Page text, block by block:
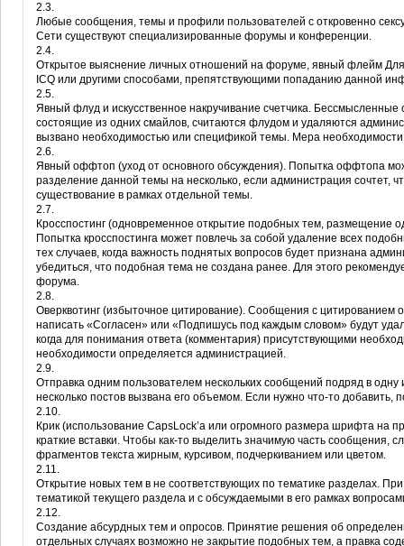
2.3.
Любые сообщения, темы и профили пользователей с откровенно
Сети существуют специализированные форумы и конференции.
2.4.
Открытое выяснение личных отношений на форуме, явный флейм Для
ICQ или другими способами, препятствующими попаданию данной
2.5.
Явный флуд и искусственное накручивание счетчика.
состоящие из одних смайлов, считаются флудом и удаляются
вызвано необходимостью или спецификой темы. Мера
2.6.
Явный оффтоп (уход от основного обсуждения). Попытка оффтопа
разделение данной темы на несколько, если администрация
существование в рамках отдельной темы.
2.7.
Кросспостинг (одновременное открытие подобных тем, размещение
Попытка кросспостинга может повлечь за собой удаление всех
тех случаев, когда важность поднятых вопросов будет признана
убедиться, что подобная тема не создана ранее. Для этого
форума.
2.8.
Оверквотинг (избыточное цитирование). Сообщения с цитированием
написать «Согласен» или «Подпишусь под каждым словом» будут
когда для понимания ответа (комментария) присутствующими
необходимости определяется администрацией.
2.9.
Отправка одним пользователем нескольких сообщений подряд в одну
несколько постов вызвана его объемом. Если нужно что-то добавить,
2.10.
Крик (использование CapsLock’а или огромного размера шрифта на
краткие вставки. Чтобы как-то выделить значимую часть сообщения,
фрагментов текста жирным, курсивом, подчеркиванием или цветом.
2.11.
Открытие новых тем в не соответствующих по тематике разделах.
тематикой текущего раздела и с обсуждаемыми в его рамках
2.12.
Создание абсурдных тем и опросов. Принятие решения об
отдельных случаях возможно не закрытие подобных тем, а правка